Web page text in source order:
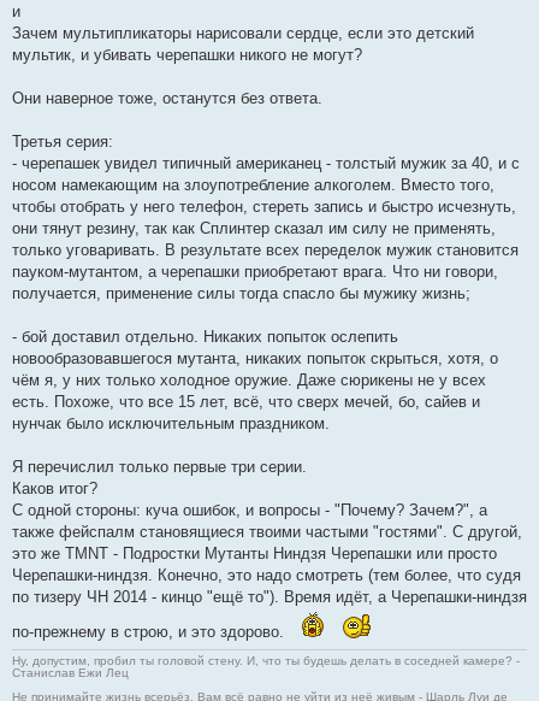
и
Зачем мультипликаторы нарисовали сердце, если это детский
мультик, и убивать черепашки никого не могут?
Они наверное тоже, останутся без ответа.
Третья серия:
- черепашек увидел типичный американец - толстый мужик за 40, и с
носом намекающим на злоупотребление алкоголем. Вместо того,
чтобы отобрать у него телефон, стереть запись и быстро исчезнуть,
они тянут резину, так как Сплинтер сказал им силу не применять,
только уговаривать. В результате всех переделок мужик становится
пауком-мутантом, а черепашки приобретают врага. Что ни говори,
получается, применение силы тогда спасло бы мужику жизнь;
- бой доставил отдельно. Никаких попыток ослепить
новообразовавшегося мутанта, никаких попыток скрыться, хотя, о
чём я, у них только холодное оружие. Даже сюрикены не у всех
есть. Похоже, что все 15 лет, всё, что сверх мечей, бо, сайев и
нунчак было исключительным праздником.
Я перечислил только первые три серии.
Каков итог?
С одной стороны: куча ошибок, и вопросы - "Почему? Зачем?", а
также фейспалм становящиеся твоими частыми "гостями". С другой,
это же TMNT - Подростки Мутанты Ниндзя Черепашки или просто
Черепашки-ниндзя. Конечно, это надо смотреть (тем более, что судя
по тизеру ЧН 2014 - кинцо "ещё то"). Время идёт, а Черепашки-ниндзя
по-прежнему в строю, и это здорово.
Ну, допустим, пробил ты головой стену. И, что ты будешь делать в соседней камере? -
Станислав Ежи Лец
Не принимайте жизнь всерьёз. Вам всё равно не уйти из неё живым - Шарль Луи де